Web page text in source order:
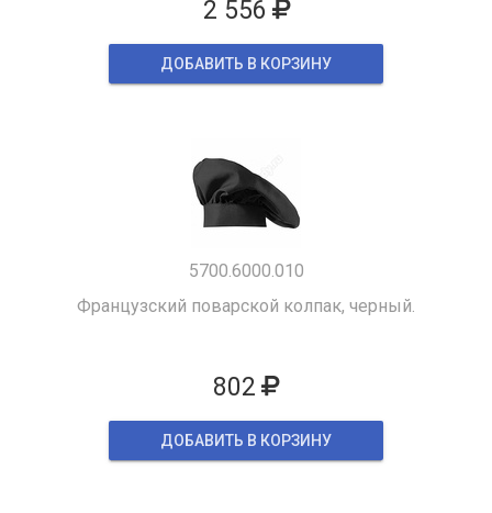
2 556
ДОБАВИТЬ В КОРЗИНУ
5700.6000.010
Французский поварской колпак, черный.
802
ДОБАВИТЬ В КОРЗИНУ